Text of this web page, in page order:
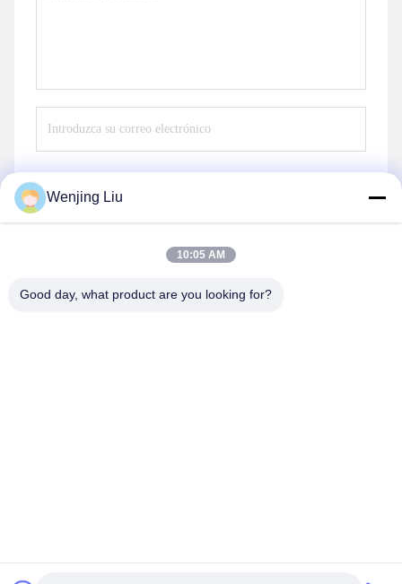
Wenjing Liu
10:05 AM
Good day, what product are you looking for?